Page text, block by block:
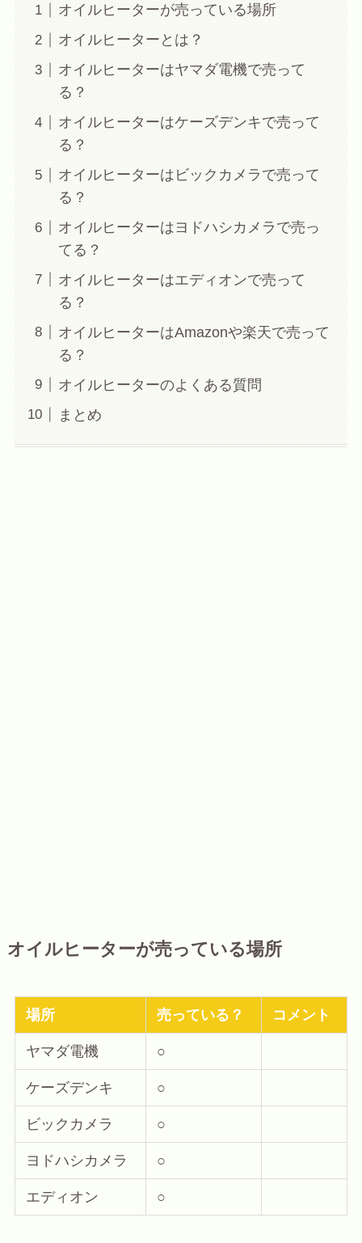
オイルヒーターが売っている場所
オイルヒーターとは？
オイルヒーターはヤマダ電機で売って
る？
オイルヒーターはケーズデンキで売って
る？
オイルヒーターはビックカメラで売って
る？
オイルヒーターはヨドハシカメラで売っ
てる？
オイルヒーターはエディオンで売って
る？
オイルヒーターはAmazonや楽天で売って
る？
オイルヒーターのよくある質問
まとめ
オイルヒーターが売っている場所
場所 売っている？ コメント
ヤマダ電機 ○
ケーズデンキ ○
ビックカメラ ○
ヨドハシカメラ ○
エディオン ○